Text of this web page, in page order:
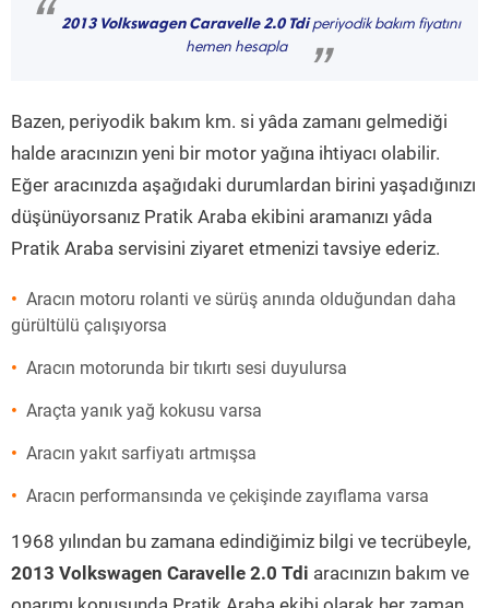
“ 2013 Volkswagen Caravelle 2.0 Tdiperiyodik bakım fiyatını
hemen hesapla
”
Bazen, periyodik bakım km. si yâda zamanı gelmediği
halde aracınızın yeni bir motor yağına ihtiyacı olabilir.
Eğer aracınızda aşağıdaki durumlardan birini yaşadığınızı
düşünüyorsanız Pratik Araba ekibini aramanızı yâda
Pratik Araba servisini ziyaret etmenizi tavsiye ederiz.
Aracın motoru rolanti ve sürüş anında olduğundan daha
gürültülü çalışıyorsa
Aracın motorunda bir tıkırtı sesi duyulursa
Araçta yanık yağ kokusu varsa
Aracın yakıt sarfiyatı artmışsa
Aracın performansında ve çekişinde zayıflama varsa
1968 yılından bu zamana edindiğimiz bilgi ve tecrübeyle,
2013 Volkswagen Caravelle 2.0 Tdi aracınızın bakım ve